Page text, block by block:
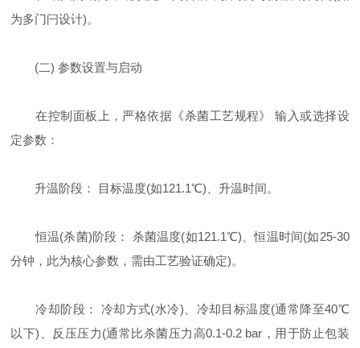
为多门闩设计)。
(二) 参数设置与启动
在控制面板上，严格依据《杀菌工艺规程》 输入或选择设
定参数：
升温阶段： 目标温度(如121.1℃)、升温时间。
恒温(杀菌)阶段： 杀菌温度(如121.1℃)、恒温时间(如25-30
分钟，此为核心参数，需由工艺验证确定)。
冷却阶段： 冷却方式(水冷)、冷却目标温度(通常降至40℃
以下)、反压压力(通常比杀菌压力高0.1-0.2 bar，用于防止包装